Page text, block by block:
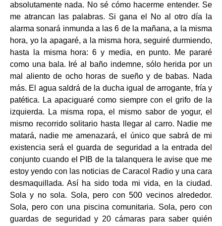
absolutamente nada. No sé cómo hacerme entender. Se
me atrancan las palabras. Si gana el No al otro día la
alarma sonará inmunda a las 6 de la mañana, a la misma
hora, yo la apagaré, a la misma hora, seguiré durmiendo,
hasta la misma hora: 6 y media, en punto. Me pararé
como una bala. Iré al baño indemne, sólo herida por un
mal aliento de ocho horas de sueño y de babas. Nada
más. El agua saldrá de la ducha igual de arrogante, fría y
patética. La apaciguaré como siempre con el grifo de la
izquierda. La misma ropa, el mismo sabor de yogur, el
mismo recorrido solitario hasta llegar al carro. Nadie me
matará, nadie me amenazará, el único que sabrá de mi
existencia será el guarda de seguridad a la entrada del
conjunto cuando el PIB de la talanquera le avise que me
estoy yendo con las noticias de Caracol Radio y una cara
desmaquillada. Así ha sido toda mi vida, en la ciudad.
Sola y no sola. Sola, pero con 500 vecinos alrededor.
Sola, pero con una piscina comunitaria. Sola, pero con
guardas de seguridad y 20 cámaras para saber quién